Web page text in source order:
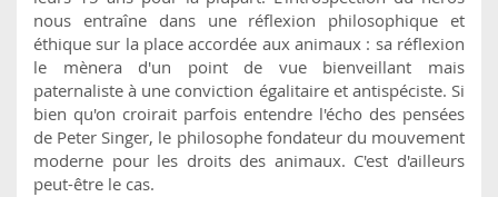
nous entraîne dans une réflexion philosophique et
éthique sur la place accordée aux animaux : sa réflexion
le mènera d'un point de vue bienveillant mais
paternaliste à une conviction égalitaire et antispéciste. Si
bien qu'on croirait parfois entendre l'écho des pensées
de Peter Singer, le philosophe fondateur du mouvement
moderne pour les droits des animaux. C'est d'ailleurs
peut-être le cas.